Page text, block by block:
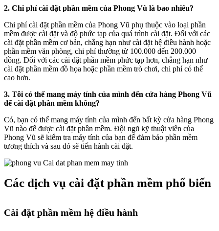
2. Chi phí cài đặt phần mềm của Phong Vũ là bao nhiêu?
Chi phí cài đặt phần mềm của Phong Vũ phụ thuộc vào loại phần
mềm được cài đặt và độ phức tạp của quá trình cài đặt. Đối với các
cài đặt phần mềm cơ bản, chẳng hạn như cài đặt hệ điều hành hoặc
phần mềm văn phòng, chi phí thường từ 100.000 đến 200.000
đồng. Đối với các cài đặt phần mềm phức tạp hơn, chẳng hạn như
cài đặt phần mềm đồ họa hoặc phần mềm trò chơi, chi phí có thể
cao hơn.
3. Tôi có thể mang máy tính của mình đến cửa hàng Phong Vũ
để cài đặt phần mềm không?
Có, bạn có thể mang máy tính của mình đến bất kỳ cửa hàng Phong
Vũ nào để được cài đặt phần mềm. Đội ngũ kỹ thuật viên của
Phong Vũ sẽ kiểm tra máy tính của bạn để đảm bảo phần mềm
tương thích và sau đó sẽ tiến hành cài đặt.
Các dịch vụ cài đặt phần mềm phổ biến
Cài đặt phần mềm hệ điều hành